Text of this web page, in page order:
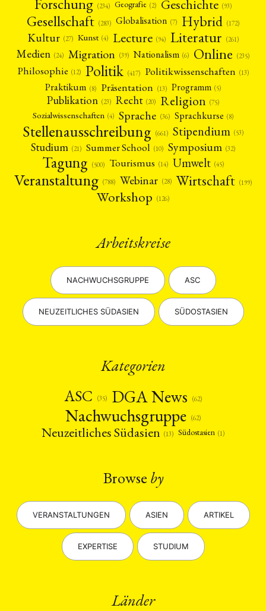
Forschung (234) Geografie (2) Geschichte (93)
Gesellschaft (283) Globalisation (7) Hybrid (172)
Kultur (27) Kunst (4) Lecture (94) Literatur (261)
Medien (24) Migration (39) Nationalism (6) Online (235)
Philosophie (12) Politik (417) Politikwissenschaften (13)
Praktikum (8) Präsentation (13) Programm (5)
Publikation (23) Recht (20) Religion (75)
Sozialwissenschaften (4) Sprache (36) Sprachkurse (8)
Stellenausschreibung (661) Stipendium (53)
Studium (21) Summer School (10) Symposium (32)
Tagung (500) Tourismus (14) Umwelt (45)
Veranstaltung (788) Webinar (28) Wirtschaft (199)
Workshop (126)
Arbeitskreise
NACHWUCHSGRUPPE ASC
NEUZEITLICHES SÜDASIEN SÜDOSTASIEN
Kategorien
ASC
(35) DGA News (62)
Nachwuchsgruppe (62)
Neuzeitliches Südasien (13) Südostasien (1)
Browse by
VERANSTALTUNGEN ASIEN ARTIKEL
EXPERTISE STUDIUM
Länder